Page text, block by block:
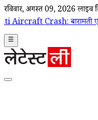
रविवार, अगस्त 09, 2026 लाइव
बारामती एयरपोर्ट पर बड़ा
☰